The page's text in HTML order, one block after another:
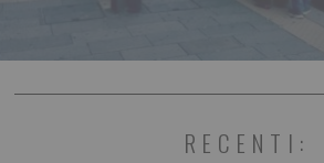
RECENTI: